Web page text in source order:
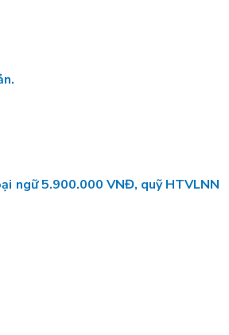
ngữ 5.900.000 VNĐ, quỹ HTVLNN